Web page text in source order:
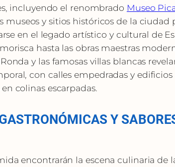
incluyendo el renombrado Museo
museos y sitios históricos de la ciudad
en el legado artístico y cultural de
hasta las obras maestras
y las famosas villas blancas
con calles empedradas y edificios
colinas escarpadas.
Y
encontrarán la escena culinaria de